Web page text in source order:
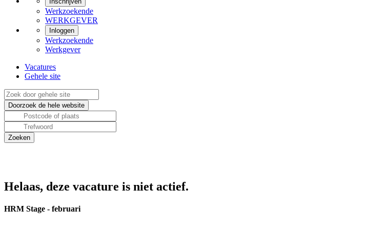
Werkzoekende
WERKGEVER
Inloggen
Werkzoekende
Werkgever
Vacatures
Gehele site
Helaas, deze vacature is niet actief.
HRM Stage - februari